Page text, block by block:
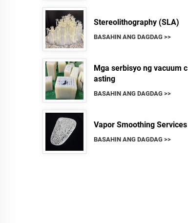
Stereolithography (SLA)
BASAHIN ANG DAGDAG >>
Mga serbisyo ng vacuum c
asting
BASAHIN ANG DAGDAG >>
Vapor Smoothing Services
BASAHIN ANG DAGDAG >>